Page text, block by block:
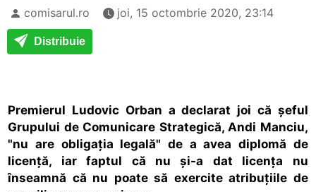
comisarul.ro joi, 15 octombrie 2020, 23:14
Distribuie
Premierul Ludovic Orban a declarat joi că şeful
Grupului de Comunicare Strategică, Andi Manciu,
"nu are obligaţia legală" de a avea diplomă de
licenţă, iar faptul că nu şi-a dat licenţa nu
înseamnă că nu poate să exercite atribuţiile de